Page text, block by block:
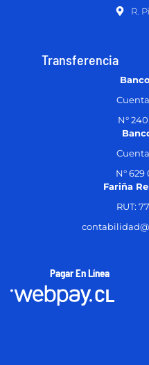
R.
Transferencia
N°
N°
Fariña
RUT:
Pagar En Línea